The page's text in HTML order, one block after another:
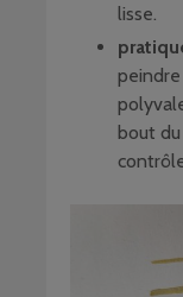
lisse.
bout